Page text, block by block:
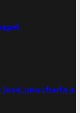
una charla a